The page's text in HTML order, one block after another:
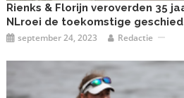
Rienks & Florijn veroverden 35
NLroei de toekomstige
september 24, 2023 Redactie